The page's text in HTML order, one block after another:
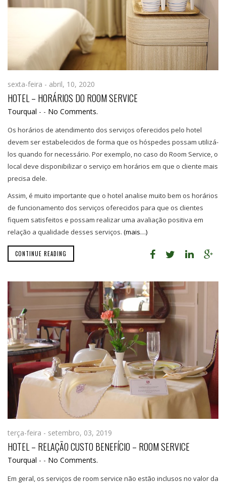
sexta-feira - abril, 10, 2020
HOTEL – HORÁRIOS DO ROOM SERVICE
Tourqual - - No Comments.
Os horários de atendimento dos serviços oferecidos pelo hotel
devem ser estabelecidos de forma que os hóspedes possam utilizá-
los quando for necessário. Por exemplo, no caso do Room Service, o
local deve disponibilizar o serviço em horários em que o cliente mais
precisa dele.
Assim, é muito importante que o hotel analise muito bem os horários
de funcionamento dos serviços oferecidos para que os clientes
fiquem satisfeitos e possam realizar uma avaliação positiva em
relação a qualidade desses serviços. (mais…)
CONTINUE READING
terça-feira - setembro, 03, 2019
HOTEL – RELAÇÃO CUSTO BENEFÍCIO – ROOM SERVICE
Tourqual - - No Comments.
Em geral, os serviços de room service não estão inclusos no valor da